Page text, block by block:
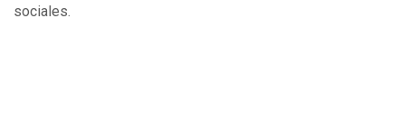
sociales.